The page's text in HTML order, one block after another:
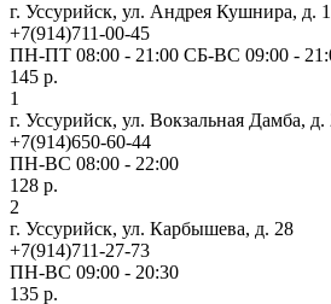
г. Уссурийск, ул. Андрея Кушнира, д.
+7(914)711-00-45
ПН-ПТ 08:00 - 21:00 СБ-ВС 09:00 -
145 р.
1
г. Уссурийск, ул. Вокзальная Дамба, д.
+7(914)650-60-44
ПН-ВС 08:00 - 22:00
128 р.
2
г. Уссурийск, ул. Карбышева, д. 28
+7(914)711-27-73
ПН-ВС 09:00 - 20:30
135 р.